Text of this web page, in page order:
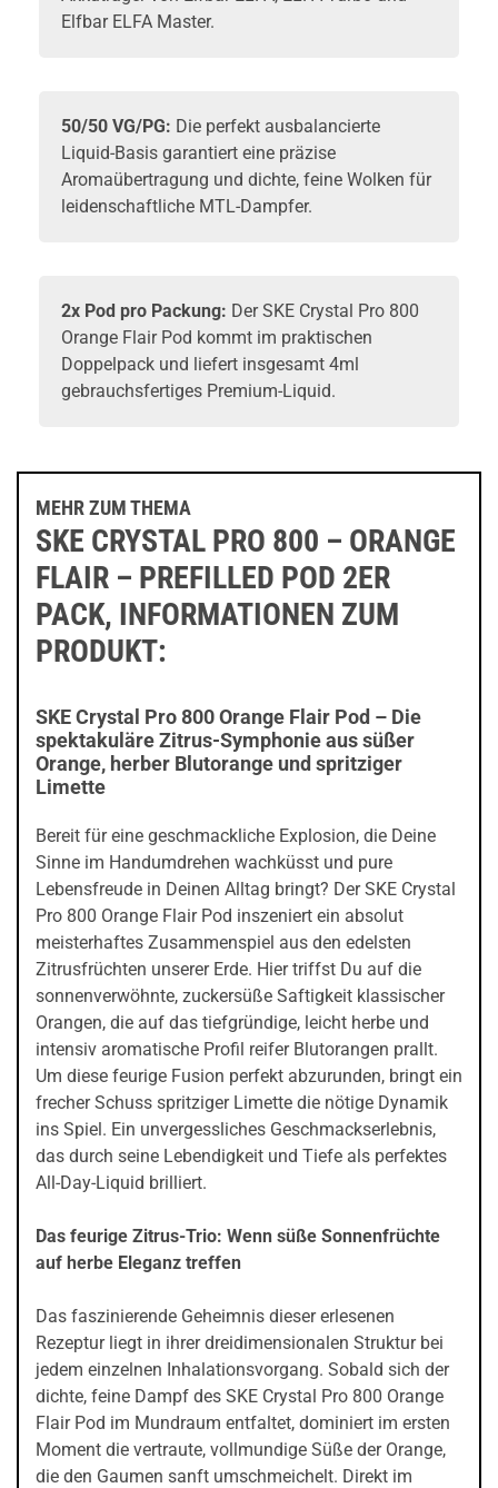
Elfbar ELFA Master.
50/50 VG/PG: Die perfekt ausbalancierte
Liquid-Basis garantiert eine präzise
Aromaübertragung und dichte, feine Wolken für
leidenschaftliche MTL-Dampfer.
2x Pod pro Packung: Der SKE Crystal Pro 800
Orange Flair Pod kommt im praktischen
Doppelpack und liefert insgesamt 4ml
gebrauchsfertiges Premium-Liquid.
MEHR ZUM THEMA
SKE CRYSTAL PRO 800 – ORANGE
FLAIR – PREFILLED POD 2ER
PACK, INFORMATIONEN ZUM
PRODUKT:
SKE Crystal Pro 800 Orange Flair Pod – Die
spektakuläre Zitrus-Symphonie aus süßer
Orange, herber Blutorange und spritziger
Limette
Bereit für eine geschmackliche Explosion, die Deine
Sinne im Handumdrehen wachküsst und pure
Lebensfreude in Deinen Alltag bringt? Der SKE Crystal
Pro 800 Orange Flair Pod inszeniert ein absolut
meisterhaftes Zusammenspiel aus den edelsten
Zitrusfrüchten unserer Erde. Hier triffst Du auf die
sonnenverwöhnte, zuckersüße Saftigkeit klassischer
Orangen, die auf das tiefgründige, leicht herbe und
intensiv aromatische Profil reifer Blutorangen prallt.
Um diese feurige Fusion perfekt abzurunden, bringt ein
frecher Schuss spritziger Limette die nötige Dynamik
ins Spiel. Ein unvergessliches Geschmackserlebnis,
das durch seine Lebendigkeit und Tiefe als perfektes
All-Day-Liquid brilliert.
Das feurige Zitrus-Trio: Wenn süße Sonnenfrüchte
auf herbe Eleganz treffen
Das faszinierende Geheimnis dieser erlesenen
Rezeptur liegt in ihrer dreidimensionalen Struktur bei
jedem einzelnen Inhalationsvorgang. Sobald sich der
dichte, feine Dampf des SKE Crystal Pro 800 Orange
Flair Pod im Mundraum entfaltet, dominiert im ersten
Moment die vertraute, vollmundige Süße der Orange,
die den Gaumen sanft umschmeichelt. Direkt im